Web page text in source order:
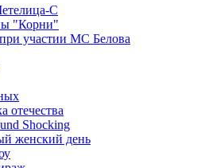
С
"Корни"
участии МС Белова
отечества
Shocking
женский день